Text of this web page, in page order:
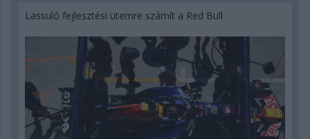
Lassuló fejlesztési ütemre számít a Red Bull